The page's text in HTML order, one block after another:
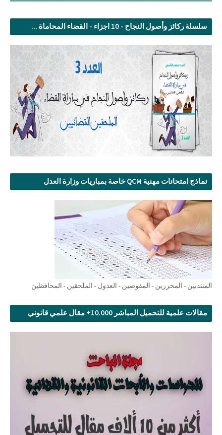
سلسلة ركائز وأصول النجاح - 10 اجزاء - القضاء المحاماة ...
نماذج امتحانات مهنية QCM خاصة بمباريات وزارة العدل
المنتدبين - المحررين - المفوضين - العدول - الملحقين - المحافظين
مقالات علمية للتحميل المباشر 10.000+ مقال علمي قانوني